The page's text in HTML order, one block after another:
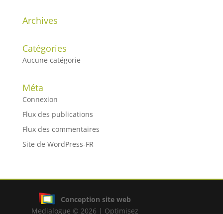
Archives
Catégories
Aucune catégorie
Méta
Connexion
Flux des publications
Flux des commentaires
Site de WordPress-FR
Conception site web
Medialogue © 2026 | Optimisez